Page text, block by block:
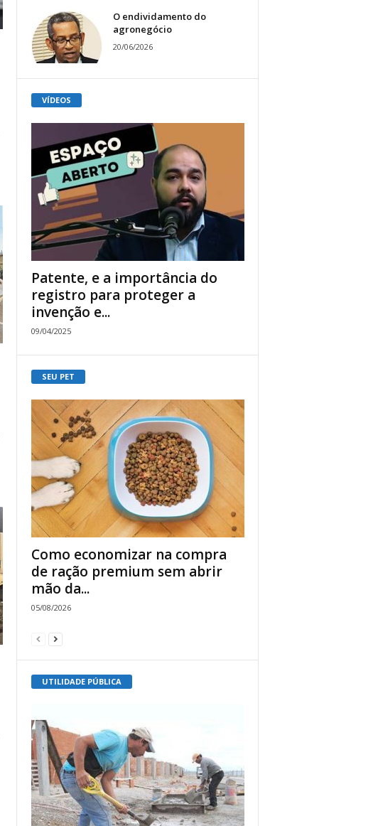
O endividamento do
agronegócio
20/06/2026
VÍDEOS
Patente, e a importância do
registro para proteger a
invenção e...
09/04/2025
SEU PET
Como economizar na compra
de ração premium sem abrir
mão da...
05/08/2026
UTILIDADE PÚBLICA